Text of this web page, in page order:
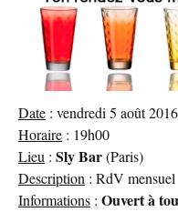
Date : vendredi 5 août 2016
Horaire : 19h00
Lieu : Sly Bar(Paris)
Description : RdV mensuel
Informations : Ouvert à